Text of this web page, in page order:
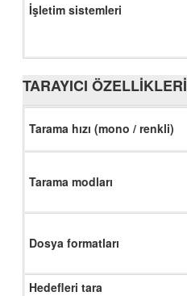
İşletim sistemleri
TARAYICI ÖZELLIKLERI
Tarama hızı (mono / renkli)
Tarama modları
Dosya formatları
Hedefleri tara